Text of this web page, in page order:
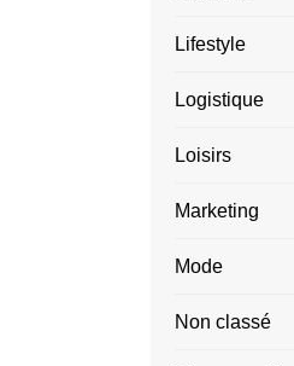
Lifestyle
Logistique
Loisirs
Marketing
Mode
Non classé